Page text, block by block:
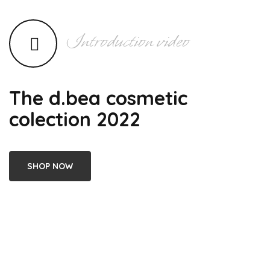
Introduction video
The d.bea cosmetic
colection 2022
SHOP NOW